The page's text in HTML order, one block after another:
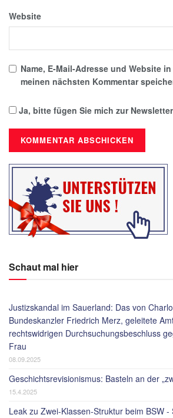
Website
Name, E-Mail-Adresse und Website
meinen nächsten Kommentar
Ja, bitte fügen Sie mich zur
Schaut mal hier
Justizskandal im Sauerland: Das von
Bundeskanzler Friedrich Merz, geleitete
rechtswidrigen Durchsuchungsbeschluss
Frau
08.09.2025
Geschichtsrevisionismus: Basteln an der
15.4.2025
Leak zu Zwei-Klassen-Struktur beim BSW -